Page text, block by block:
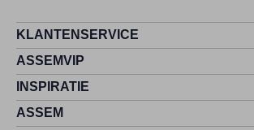
KLANTENSERVICE
ASSEMVIP
INSPIRATIE
ASSEM